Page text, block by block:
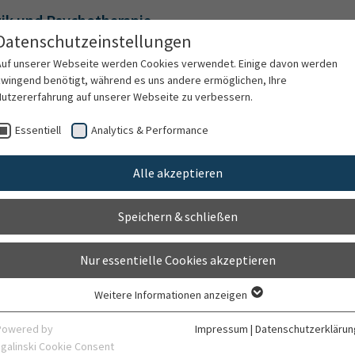
und Psychotherapie
& des Departments für Psychosoziale Medizin, Prävention
Achtsamkeit in
Mind:Pregnancy
unserer Webseite werden Cookies verwendet. Einige davon werden
benötigt, während es uns andere ermöglichen, Ihre
auf unserer Webseite zu verbessern.
Essentiell Analytics & Performance
Alle akzeptieren
Speichern & schließen
Nur essentielle Cookies akzeptieren
Essentielle Cookies werden für grundlegende Funktionen der Webseite
benötigt. Dadurch ist gewährleistet, dass die Webseite einwandfrei
Weitere Informationen anzeigen
by
Cookie Consent
Impressum |